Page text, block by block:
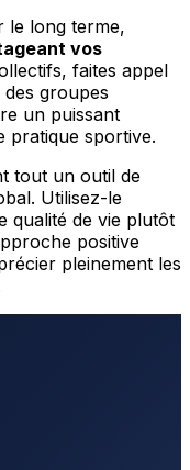
le long terme,
vos
faites appel
groupes
un puissant
pratique sportive.
tout un outil de
Utilisez-le
qualité de vie plutôt
positive
pleinement les